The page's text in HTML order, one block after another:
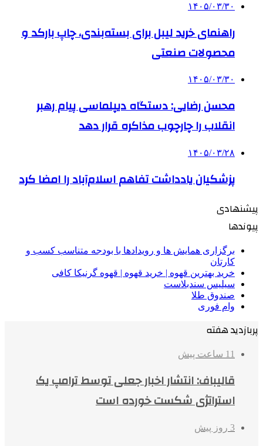
۱۴۰۵/۰۳/۳۰
راهنمای خرید لیبل برای بسته‌بندی، چاپ بارکد و
محصولات صنعتی
۱۴۰۵/۰۳/۳۰
محسن رضایی: دستگاه دیپلماسی پیام رهبر
انقلاب را چارچوب مذاکره قرار دهد
۱۴۰۵/۰۳/۲۸
پزشکیان یادداشت تفاهم اسلام‌آباد را امضا کرد
پیشنهادی
پیوندها
برگزاری همایش ها و رویدادها با بودجه متناسب کسب و
کارتان
خرید بهترین قهوه | خرید قهوه | قهوه گرنیکا کافی
سیلیس سندبلاست
صندوق طلا
وام فوری
پربازدید هفته
11 ساعت پیش
قالیباف: انتشار اخبار جعلی توسط ترامپ یک
استراتژی شکست خورده است
3 روز پیش